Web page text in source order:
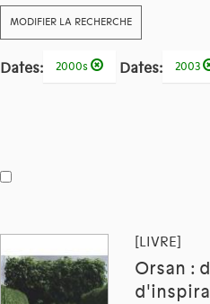
MODIFIER LA RECHERCHE
Dates: 2000s Dates: 2003
[LIVRE]
Orsan :